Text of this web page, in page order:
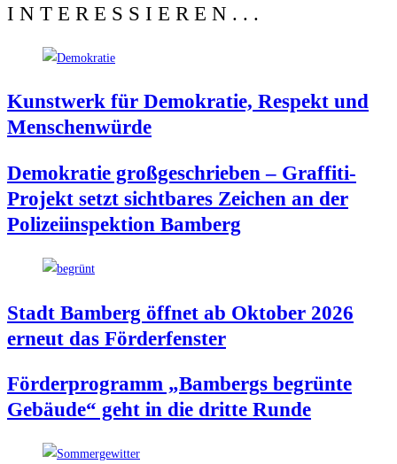
INTERESSIEREN...
Kunst­werk für Demo­kra­tie, Respekt und
Menschenwürde
Demo­kra­tie groß­ge­schrie­ben – Graf­fi­ti-
Pro­jekt setzt sicht­ba­res Zei­chen an der
Poli­zei­in­spek­ti­on Bamberg
Stadt Bam­berg öff­net ab Okto­ber 2026
erneut das Förderfenster
För­der­pro­gramm „Bam­bergs begrün­te
Gebäu­de“ geht in die drit­te Runde